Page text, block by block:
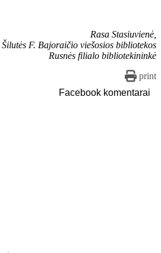
Rasa Stasiuvienė,
Šilutės F. Bajoraičio viešosios bibliotekos
Rusnės filialo bibliotekininkė
print
Facebook komentarai